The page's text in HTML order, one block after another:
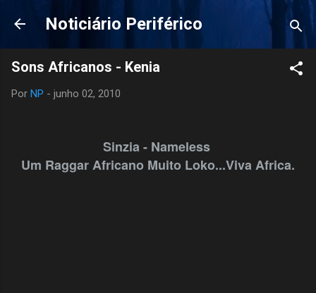
Pular para o conteúdo principal
Noticiário Periférico
Sons Africanos - Kenia
Por NP - junho 02, 2010
Sinzia - Nameless
Um Raggar Africano Muito Loko...Viva Africa.